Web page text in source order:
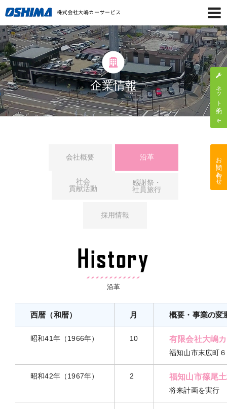
企業情報
会社概要 沿革
社会
貢献活動
感謝祭・
社員旅行
採用情報
沿革
西暦（和暦） 月 概要・事業の変
昭和41年（1966年） 10 有限会社大嶋
福知山市末広町
昭和42年（1967年） 2 福知山市篠尾
将来計画を実行
ネット予約
お問い合わせ